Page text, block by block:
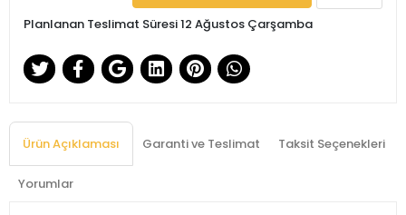
Planlanan Teslimat Süresi 12 Ağustos Çarşamba
Ürün Açıklaması Garanti ve Teslimat Taksit Seçenekleri
Yorumlar